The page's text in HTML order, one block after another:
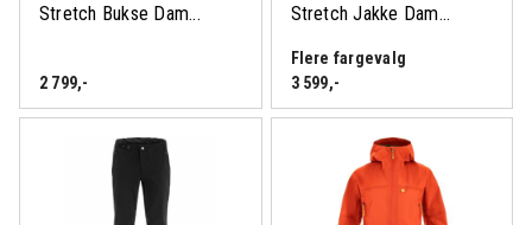
Stretch Bukse Dam...
2 799,-
Stretch Jakke Dam...
Flere fargevalg
3 599,-